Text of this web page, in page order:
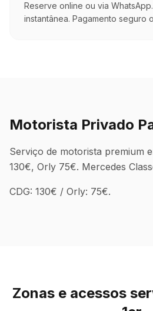
Reserve online ou via
instantânea. Pagamento seguro
Motorista Privado
Serviço de motorista premium
130€, Orly 75€. Mercedes
CDG: 130€ / Orly: 75€.
Zonas e acessos